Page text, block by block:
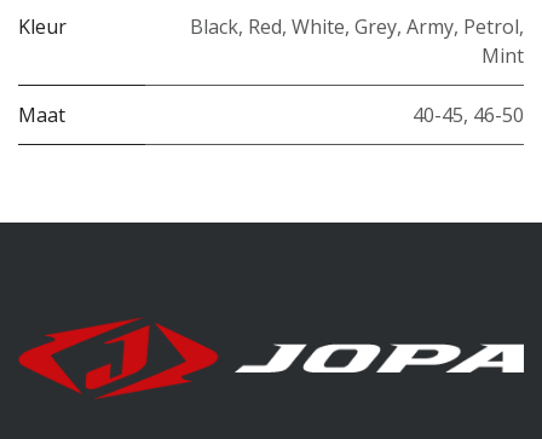
Kleur Black, Red, White, Grey, Army, Petrol,
Mint
Maat 40-45, 46-50